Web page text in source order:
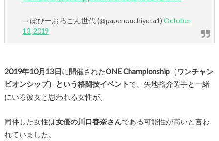
— ぼびーおろごん世代 (@papenouchiyuta1)October
13, 2019
2019年10月13日に開催されたONE Championship（ワンチャン
ピオンシップ）という格闘技イベント で、矢地裕介選手と一緒
にいる彼女と思われる女性が。
同伴した女性は女優の川口春奈さんである可能性が高いと言わ
れていました。